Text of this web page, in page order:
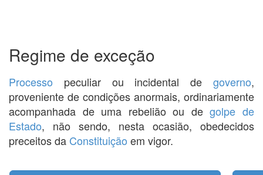
Regime de exceção
Processo peculiar ou incidental de governo,
proveniente de condições anormais, ordinariamente
acompanhada de uma rebelião ou degolpe de
Estado, não sendo, nesta ocasião, obedecidos
preceitos da Constituição em vigor.